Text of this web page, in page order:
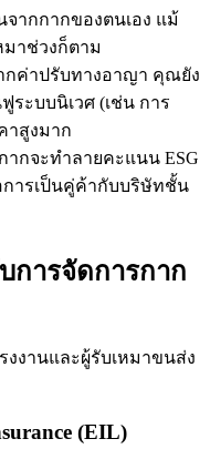
จากกากของตนเอง แม้
มาช่วงก็ตาม
กค่าปรับทางอาญา คุณยัง
ระบบนิเวศ (เช่น การ
าสูงมาก
ากจะทำลายคะแนน ESG
ารเป็นคู่ค้ากับบริษัทชั้น
การจัดการกาก
งงานและผู้รับเหมาขนส่ง
(EIL)